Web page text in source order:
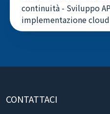
Crea servizi backend
continuità - Sviluppo